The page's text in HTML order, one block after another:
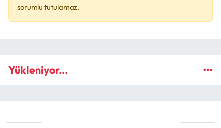
sorumlu tutulamaz.
Yükleniyor...